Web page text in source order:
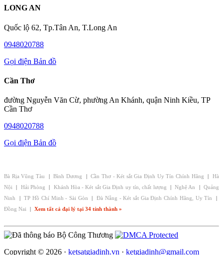
LONG AN
Quốc lộ 62, Tp.Tân An, T.Long An
0948020788
Gọi điện Bản đồ
Cần Thơ
đường Nguyễn Văn Cừ, phường An Khánh, quận Ninh Kiều, TP
Cần Thơ
0948020788
Gọi điện Bản đồ
Bà Rịa Vũng Tàu | Bình Dương | Cần Thơ - Két sắt Gia Định Uy Tín Chính Hãng |
Hà
Nội
| Hải Phòng | Khánh Hòa - Két sắt Gia Định uy tín, chất lượng | Nghệ An |
Quảng
Ninh
| TP Hồ Chí Minh - Sài Gòn | Đà Nẵng - Két sắt Gia Định Chính Hãng, Uy Tín
|
Đồng Nai
| Xem tất cả đại lý tại 34 tỉnh thành »
Copyright © 2026 · ketsatgiadinh.vn · ketgiadinh@gmail.com